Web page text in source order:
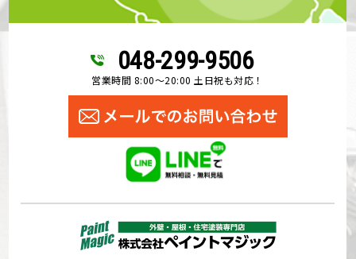
048-299-9506
営業時間 8:00～20:00 土日祝も対応！